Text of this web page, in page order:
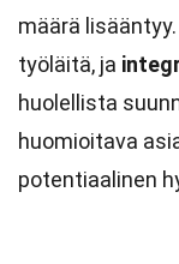
määrä lisääntyy.
työläitä, ja
huolellista
huomioitava
potentiaalinen